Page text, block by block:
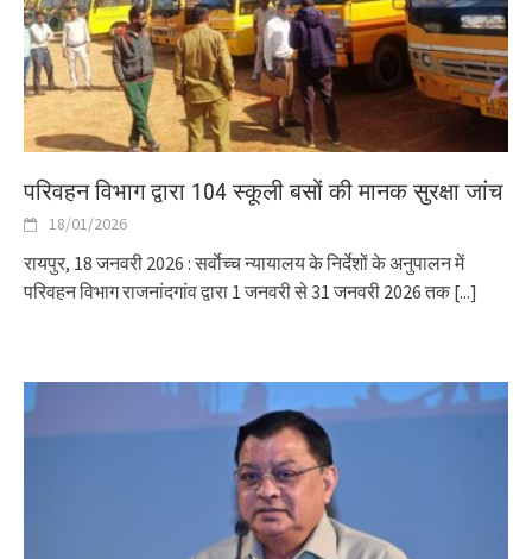
परिवहन विभाग द्वारा 104 स्कूली बसों की मानक सुरक्षा जांच
18/01/2026
रायपुर, 18 जनवरी 2026 : सर्वाेच्च न्यायालय के निर्देशों के अनुपालन में
परिवहन विभाग राजनांदगांव द्वारा 1 जनवरी से 31 जनवरी 2026 तक [...]